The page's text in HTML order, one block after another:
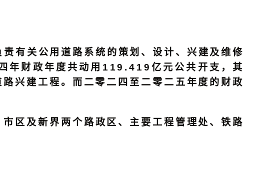
有关公用道路系统的策划、设计、兴建及维修
年财政年度共动用119.419亿元公共开支，其
兴建工程。而二零二四至二零二五年度的财政
区及新界两个路政区、主要工程管理处、铁路